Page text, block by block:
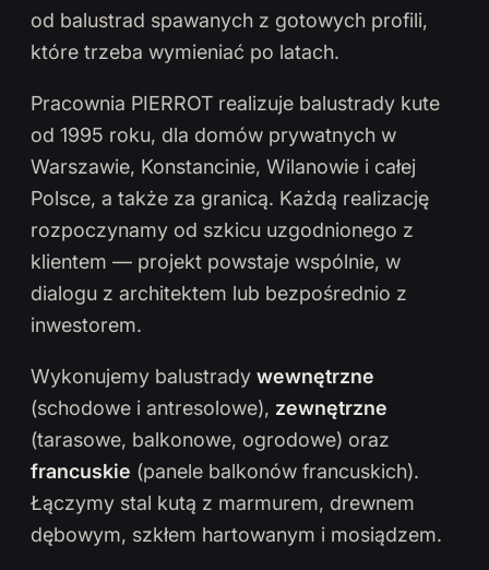
od balustrad spawanych z gotowych profili,
które trzeba wymieniać po latach.
Pracownia PIERROT realizuje balustrady kute
od 1995 roku, dla domów prywatnych w
Warszawie, Konstancinie, Wilanowie i całej
Polsce, a także za granicą. Każdą realizację
rozpoczynamy od szkicu uzgodnionego z
klientem — projekt powstaje wspólnie, w
dialogu z architektem lub bezpośrednio z
inwestorem.
Wykonujemy balustrady wewnętrzne
(schodowe i antresolowe), zewnętrzne
(tarasowe, balkonowe, ogrodowe) oraz
francuskie (panele balkonów francuskich).
Łączymy stal kutą z marmurem, drewnem
dębowym, szkłem hartowanym i mosiądzem.